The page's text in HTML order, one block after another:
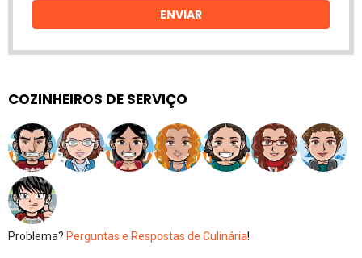
ENVIAR
COZINHEIROS DE SERVIÇO
Problema? Perguntas e Respostas de Culinária!